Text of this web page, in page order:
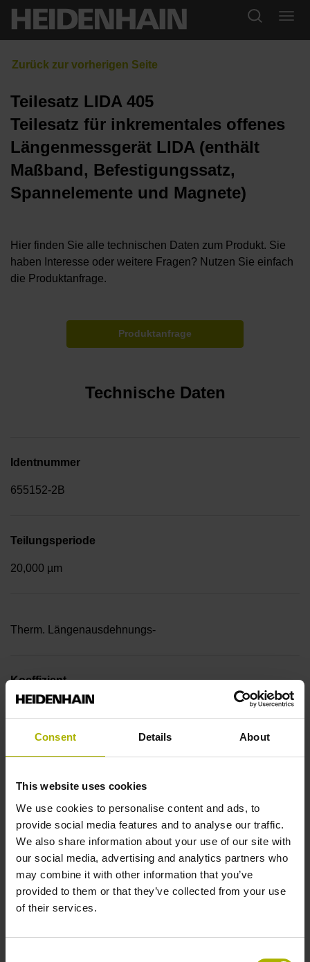
Consent Details About
This website uses cookies
We use cookies to personalise content and ads, to
provide social media features and to analyse our traffic.
We also share information about your use of our site with
our social media, advertising and analytics partners who
may combine it with other information that you’ve
provided to them or that they’ve collected from your use
of their services.
Teilesatz LIDA 405
Teilesatz für inkrementales offenes
Längenmessgerät LIDA (enthält
Maßband, Befestigungssatz,
Spannelemente und Magnete)
Hier finden Sie alle technischen Daten zum Produkt. Sie
haben Interesse oder weitere Fragen? Nutzen Sie einfach
die Produktanfrage.
Produktanfrage
Technische Daten
Identnummer
655152-2B
Teilungsperiode
20,000 µm
Therm. Längenausdehnungs-
Koeffizient
~ 10·10-6K-1 Stahl
Genauigkeitsklasse
± 5,0 µm
Messlänge
14040 mm
Referenzmarkenlage